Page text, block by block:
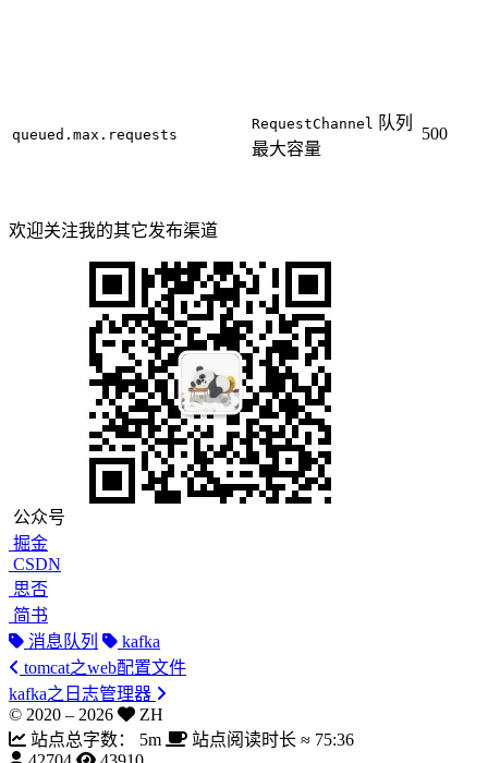
queued.max.requests
RequestChannel
队列
最大容量
500
欢迎关注我的其它发布渠道
公众号
掘金
CSDN
思否
简书
消息队列
kafka
tomcat之web配置文件
kafka之日志管理器
© 2020 – 2026
ZH
站点总字数：
5m 站点阅读时长 ≈ 75:36